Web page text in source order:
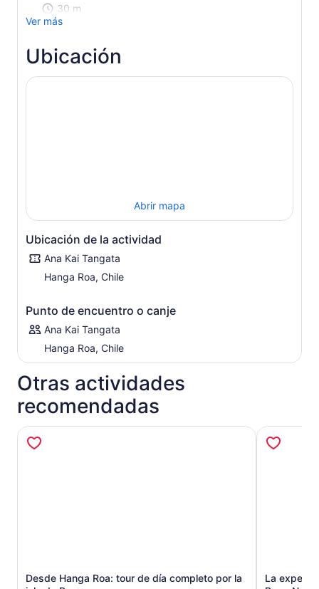
más
de
obtienes
un
precio
más
30 m
Ver más
Ubicación
Abrir mapa
Ubicación de la actividad
Ana Kai Tangata
Hanga Roa, Chile
Punto de encuentro o canje
Ana Kai Tangata
Hanga Roa, Chile
Otras actividades
recomendadas
Desde Hanga Roa: tour de día completo por la
Se abrirá en una nueva pestaña
La